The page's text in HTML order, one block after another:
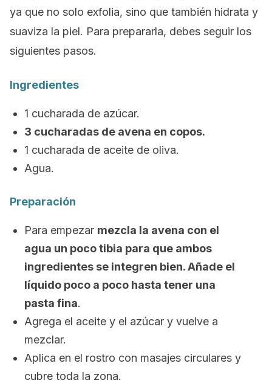
ya que no solo exfolia, sino que también hidrata y
suaviza la piel. Para prepararla, debes seguir los
siguientes pasos.
Ingredientes
1 cucharada de azúcar.
3 cucharadas de avena en copos.
1 cucharada de aceite de oliva.
Agua.
Preparación
Para empezar mezcla la avena con el
agua un poco tibia para que ambos
ingredientes se integren bien. Añade el
líquido poco a poco hasta tener una
pasta fina.
Agrega el aceite y el azúcar y vuelve a
mezclar.
Aplica en el rostro con masajes circulares y
cubre toda la zona.